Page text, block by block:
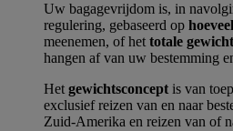
Uw bagagevrijdom is, in
regulering, gebaseerd op
meenemen, of het totale
hangen af van uw bestemming
Het gewichtsconcept is van
exclusief reizen van en naar
Zuid-Amerika en reizen van of